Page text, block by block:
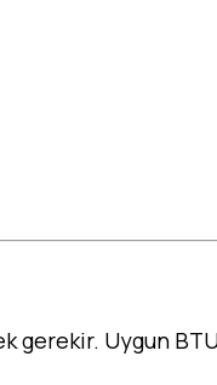
gerekir. Uygun